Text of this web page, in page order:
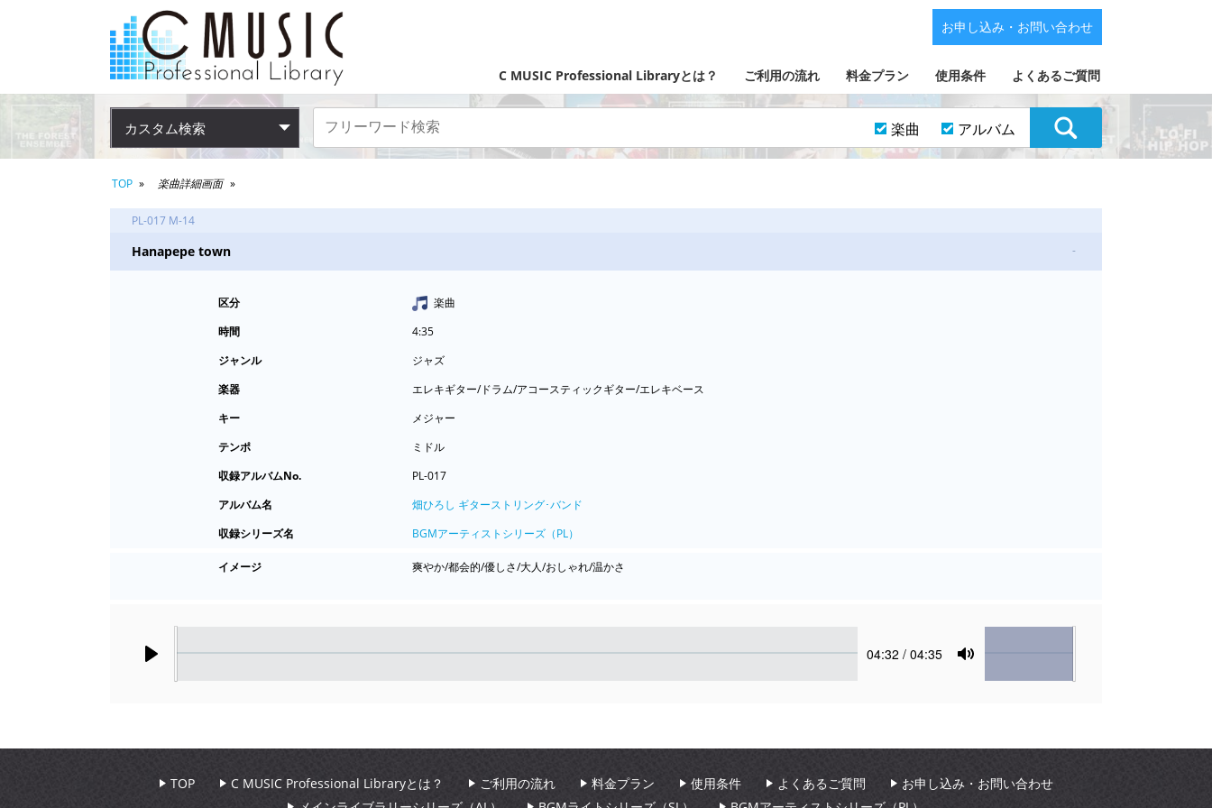
C MUSIC Professional Libraryとは？ ご利用の流れ 料金プラン 使用条件 よくあるご質問
お申し込み・お問い合わせ
カスタム検索 楽曲 アルバム
TOP 楽曲詳細画面
PL-017 M-14
Hanapepe town -
区分
楽曲
時間
4:35
ジャンル
ジャズ
楽器
エレキギター/ドラム/アコースティックギター/エレキベース
キー
メジャー
テンポ
ミドル
収録アルバムNo.
PL-017
アルバム名
畑ひろし ギターストリング･バンド
収録シリーズ名
BGMアーティストシリーズ（PL）
イメージ 爽やか/都会的/優しさ/大人/おしゃれ/温かさ
Current
04:32 / 04:35
Mute
Volume
TOP C MUSIC Professional Libraryとは？ ご利用の流れ 料金プラン 使用条件 よくあるご質問
お申し込み・お問い合わせ